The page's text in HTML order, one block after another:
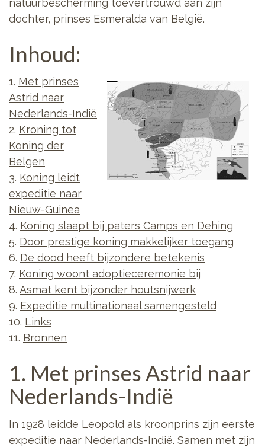
natuurbescherming toevertrouwd aan zijn
dochter, prinses Esmeralda van België.
Inhoud:
1. Met prinses
Astrid naar
Nederlands-Indië
2. Kroning tot
Koning der
Belgen
3. Koning leidt
expeditie naar
Nieuw-Guinea
4. Koning slaapt bij paters Camps en Dehing
5. Door prestige koning makkelijker toegang
6. De dood heeft bijzondere betekenis
7. Koning woont adoptieceremonie bij
8. Asmat kent bijzonder houtsnijwerk
9. Expeditie multinationaal samengesteld
10. Links
11. Bronnen
1. Met prinses Astrid naar
Nederlands-Indië
In 1928 leidde Leopold als kroonprins zijn eerste
expeditie naar Nederlands-Indië. Samen met zijn